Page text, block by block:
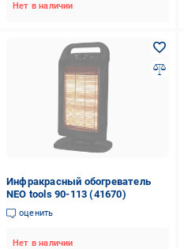
Нет в наличии
Инфракрасный обогреватель
NEO tools 90-113 (41670)
оценить
Нет в наличии